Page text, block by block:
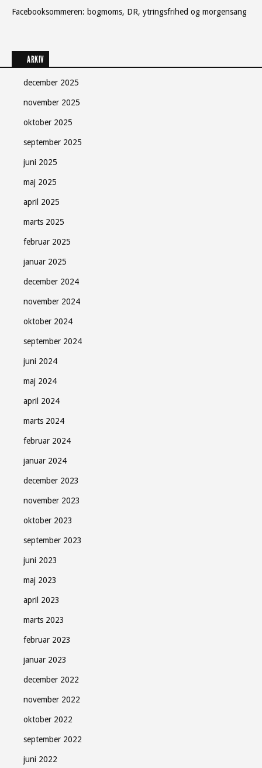
Facebooksommeren: bogmoms, DR, ytringsfrihed og morgensang
ARKIV
december 2025
november 2025
oktober 2025
september 2025
juni 2025
maj 2025
april 2025
marts 2025
februar 2025
januar 2025
december 2024
november 2024
oktober 2024
september 2024
juni 2024
maj 2024
april 2024
marts 2024
februar 2024
januar 2024
december 2023
november 2023
oktober 2023
september 2023
juni 2023
maj 2023
april 2023
marts 2023
februar 2023
januar 2023
december 2022
november 2022
oktober 2022
september 2022
juni 2022